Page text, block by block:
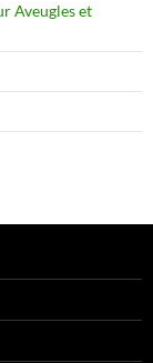
Aveugles et